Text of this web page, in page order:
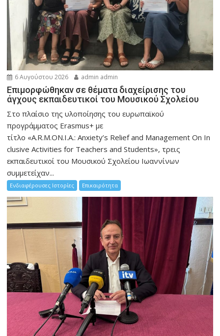
6 Αυγούστου 2026 admin admin
Eπιμορφώθηκαν σε θέματα διαχείρισης του
άγχους εκπαιδευτικοί του Μουσικού Σχολείου
Στο πλαίσιο της υλοποίησης του ευρωπαϊκού
προγράμματος Erasmus+ με
τίτλο «A.R.M.ON.I.A.: Anxiety’s Relief and Management On In
clusive Activities for Teachers and Students», τρεις
εκπαιδευτικοί του Μουσικού Σχολείου Ιωαννίνων
συμμετείχαν...
Ενδιαφέρουσες Ιστορίες Επικαιρότητα